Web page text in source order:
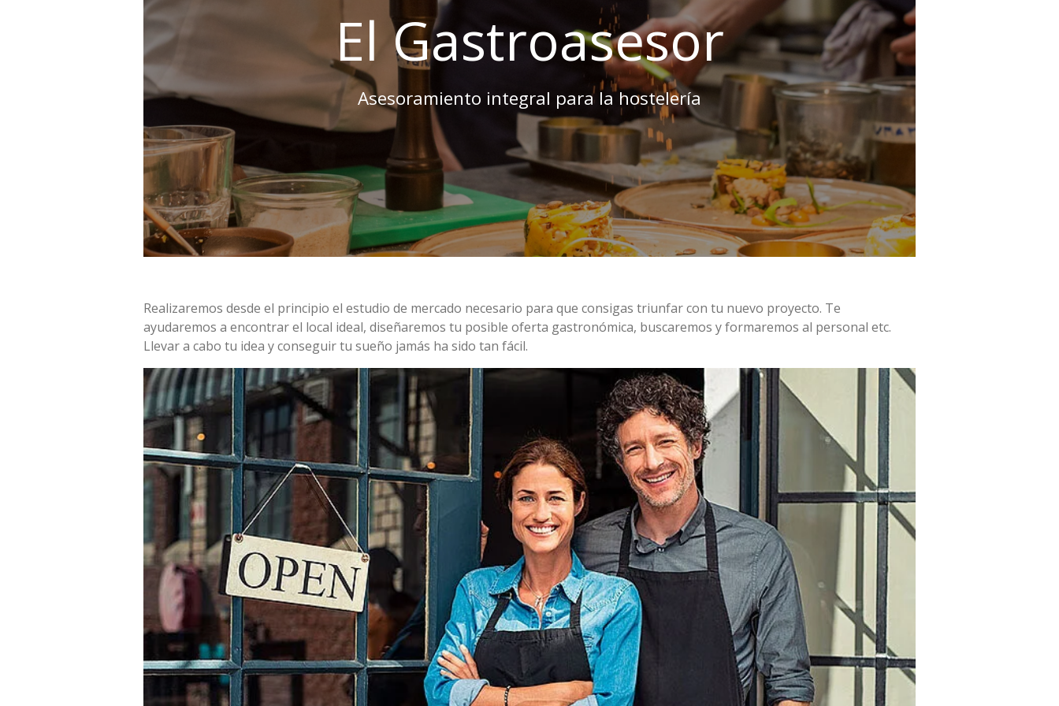
El Gastroasesor
Asesoramiento integral para la hostelería
Realizaremos desde el principio el estudio de mercado necesario para que consigas triunfar con tu nuevo proyecto. Te
ayudaremos a encontrar el local ideal, diseñaremos tu posible oferta gastronómica, buscaremos y formaremos al personal etc.
Llevar a cabo tu idea y conseguir tu sueño jamás ha sido tan fácil.